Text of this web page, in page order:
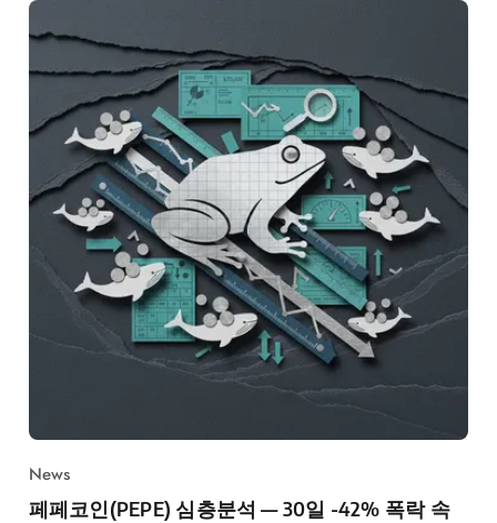
News
페페코인(PEPE) 심층분석 — 30일 -42% 폭락 속